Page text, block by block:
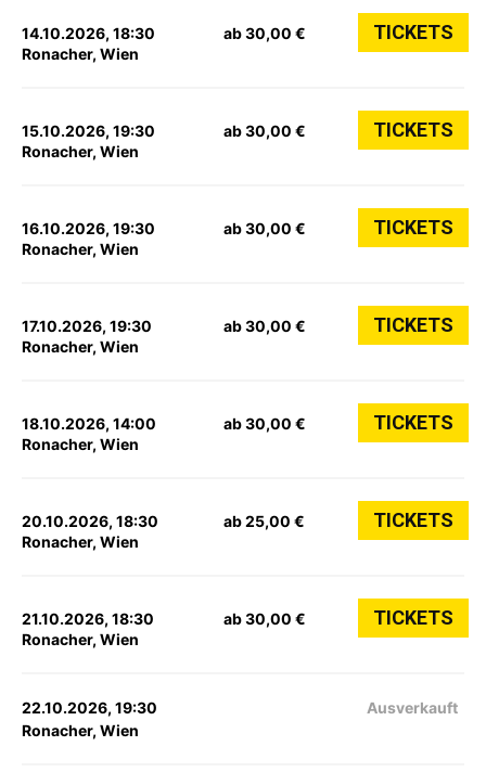
14.10.2026, 18:30
Ronacher, Wien
ab 30,00 € TICKETS
15.10.2026, 19:30
Ronacher, Wien
ab 30,00 € TICKETS
16.10.2026, 19:30
Ronacher, Wien
ab 30,00 € TICKETS
17.10.2026, 19:30
Ronacher, Wien
ab 30,00 € TICKETS
18.10.2026, 14:00
Ronacher, Wien
ab 30,00 € TICKETS
20.10.2026, 18:30
Ronacher, Wien
ab 25,00 € TICKETS
21.10.2026, 18:30
Ronacher, Wien
ab 30,00 € TICKETS
22.10.2026, 19:30
Ronacher, Wien
Ausverkauft